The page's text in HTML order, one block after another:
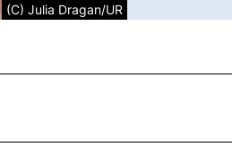
(C) Julia Dragan/UR